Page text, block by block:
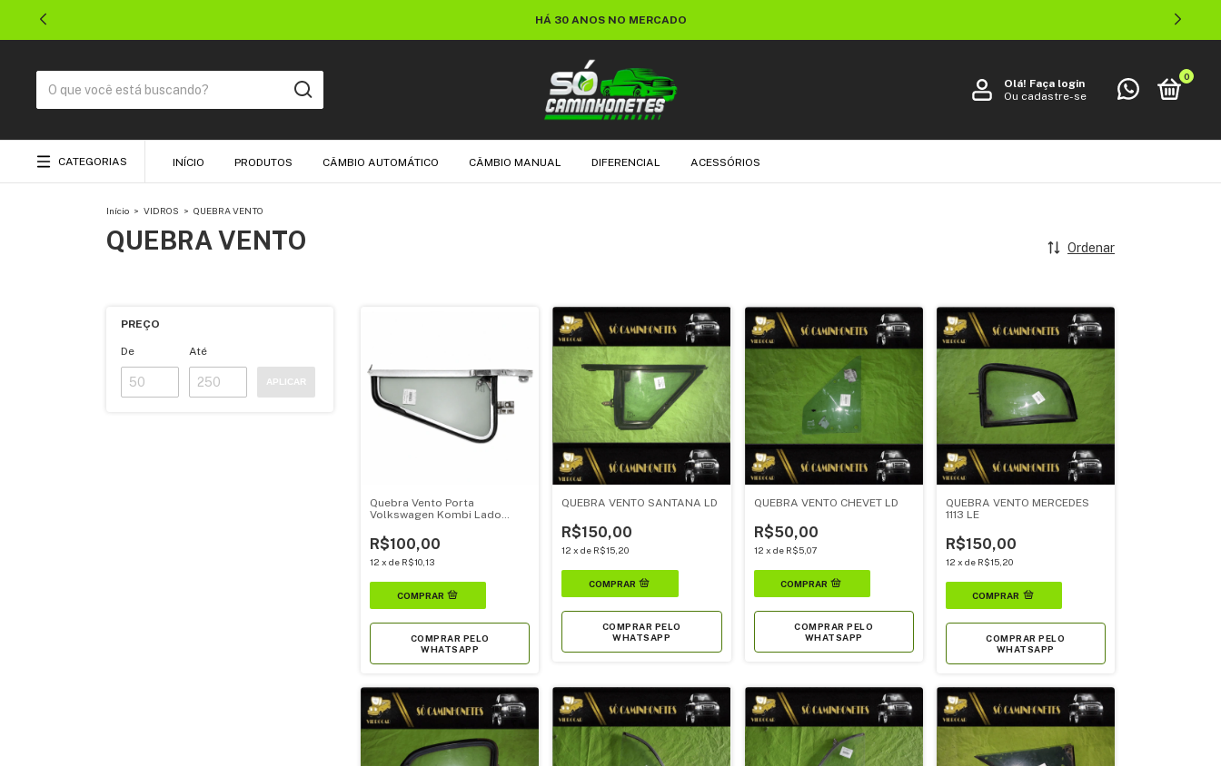
HÁ 30 ANOS NO MERCADO
Olá! Faça login
Ou cadastre-se
0
CATEGORIAS INÍCIO PRODUTOS CÂMBIO AUTOMÁTICO CÂMBIO MANUAL DIFERENCIAL ACESSÓRIOS
Início > VIDROS > QUEBRA VENTO
QUEBRA VENTO Ordenar
PREÇO
De Até
APLICAR
Quebra Vento Porta
Volkswagen Kombi Lado
R$100,00
12 x de R$10,13
COMPRAR PELO
WHATSAPP
QUEBRA VENTO SANTANA LD
R$150,00
12 xde R$15,20
COMPRAR PELO
WHATSAPP
QUEBRA VENTO CHEVET LD
R$50,00
12 x de R$5,07
COMPRAR PELO
WHATSAPP
QUEBRA VENTO MERCEDES
1113 LE
R$150,00
12 x de R$15,20
COMPRAR PELO
WHATSAPP